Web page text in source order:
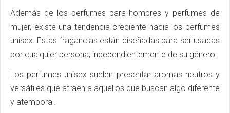
Además de los perfumes para hombres y perfumes de
mujer, existe una tendencia creciente hacia los perfumes
unisex. Estas fragancias están diseñadas para ser usadas
por cualquier persona, independientemente de su género.
Los perfumes unisex suelen presentar aromas neutros y
versátiles que atraen a aquellos que buscan algo diferente
y atemporal.